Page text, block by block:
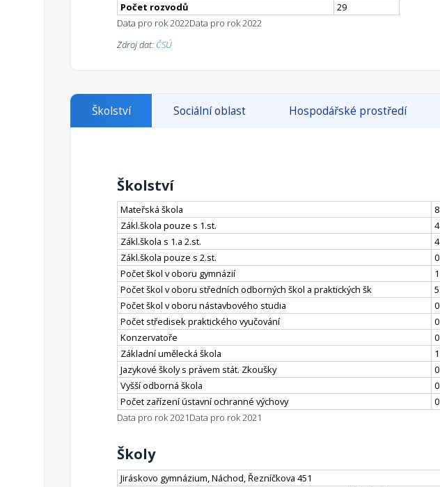
Počet rozvodů
29
Data pro rok 2022Data pro rok 2022
Zdroj dat: ČSÚ
Školství Sociální oblast Hospodářské prostředí
Školství
Mateřská škola
8
Zákl.škola pouze s 1.st.
4
Zákl.škola s 1.a 2.st.
4
Zákl.škola pouze s 2.st.
0
Počet škol v oboru gymnázií
1
Počet škol v oboru středních odborných škol a praktických šk
5
Počet škol v oboru nástavbového studia
0
Počet středisek praktického vyučování
0
Konzervatoře
0
Základní umělecká škola
1
Jazykové školy s právem stát. Zkoušky
0
Vyšší odborná škola
0
Počet zařízení ústavní ochranné výchovy
0
Data pro rok 2021Data pro rok 2021
Školy
Jiráskovo gymnázium, Náchod, Řezníčkova 451